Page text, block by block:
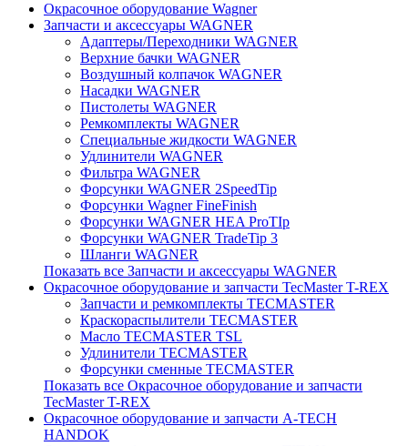
Окрасочное оборудование Wagner
Запчасти и аксессуары WAGNER
Адаптеры/Переходники WAGNER
Верхние бачки WAGNER
Воздушный колпачок WAGNER
Насадки WAGNER
Пистолеты WAGNER
Ремкомплекты WAGNER
Специальные жидкости WAGNER
Удлинители WAGNER
Фильтра WAGNER
Форсунки WAGNER 2SpeedTip
Форсунки Wagner FineFinish
Форсунки WAGNER HEA ProTIp
Форсунки WAGNER TradeTip 3
Шланги WAGNER
Показать все Запчасти и аксессуары WAGNER
Окрасочное оборудование и запчасти TecMaster T-REX
Запчасти и ремкомплекты TECMASTER
Краскораспылители TECMASTER
Масло TECMASTER TSL
Удлинители TECMASTER
Форсунки сменные TECMASTER
Показать все Окрасочное оборудование и запчасти
TecMaster T-REX
Окрасочное оборудование и запчасти A-TECH
HANDOK